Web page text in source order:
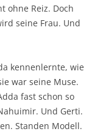
ohne Reiz. Doch
seine Frau. Und
kennenlernte, wie
war seine Muse.
fast schon so
Und Gerti.
Standen Modell.